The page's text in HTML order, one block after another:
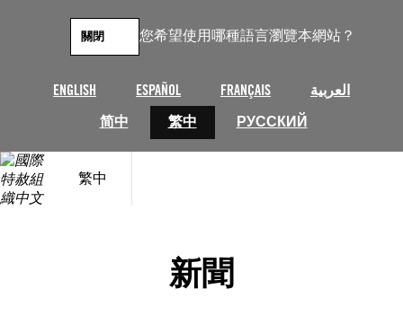
您希望使用哪種語言瀏覽本網站？
ENGLISH ESPAÑOL FRANÇAIS
العربية
简中
繁中 РУССКИЙ
關閉
繁中
新聞